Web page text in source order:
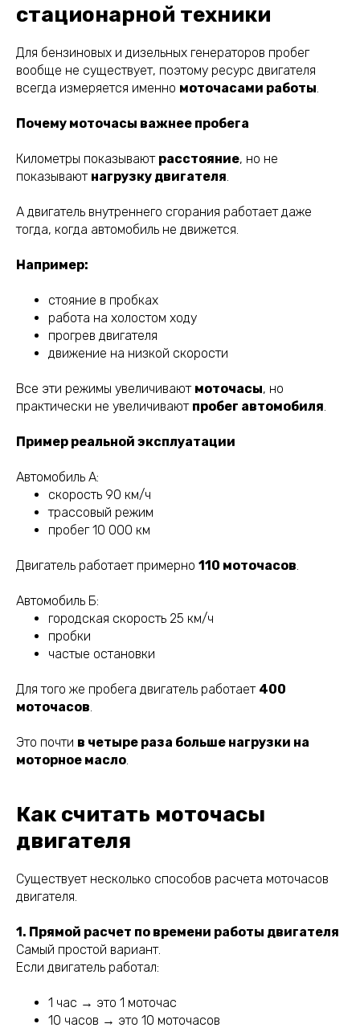
стационарной техники
Для бензиновых и дизельных генераторов пробег
вообще не существует, поэтому ресурс двигателя
всегда измеряется именно моточасами работы.
Почему моточасы важнее пробега
Километры показывают расстояние, но не
показывают нагрузку двигателя.
А двигатель внутреннего сгорания работает даже
тогда, когда автомобиль не движется.
Например:
стояние в пробках
работа на холостом ходу
прогрев двигателя
движение на низкой скорости
Все эти режимы увеличивают моточасы, но
практически не увеличивают пробег автомобиля.
Пример реальной эксплуатации
Автомобиль А:
скорость 90 км/ч
трассовый режим
пробег 10 000 км
Двигатель работает примерно 110 моточасов.
Автомобиль Б:
городская скорость 25 км/ч
пробки
частые остановки
Для того же пробега двигатель работает 400
моточасов.
Это почти в четыре раза больше нагрузки на
моторное масло.
Как считать моточасы
двигателя
Существует несколько способов расчета моточасов
двигателя.
1. Прямой расчет по времени работы двигателя
Самый простой вариант.
Если двигатель работал:
1 час → это 1 моточас
10 часов → это 10 моточасов